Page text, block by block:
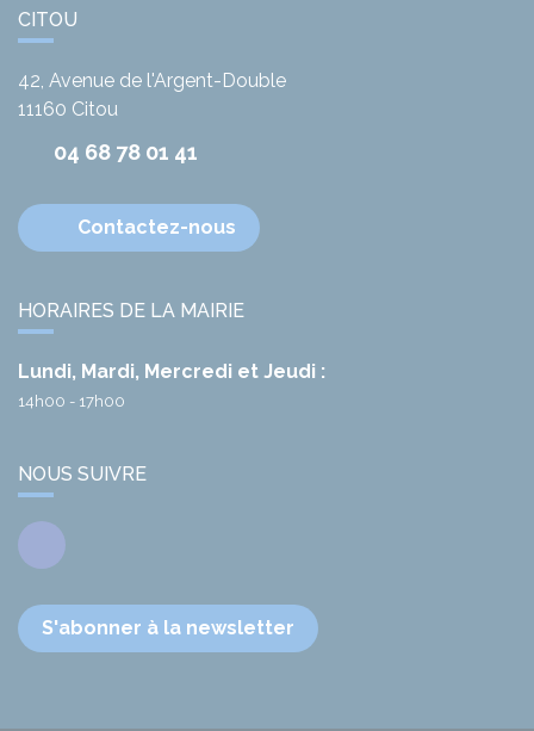
CITOU
42, Avenue de l'Argent-Double
11160 Citou
04 68 78 01 41
Contactez-nous
HORAIRES DE LA MAIRIE
Lundi, Mardi, Mercredi et Jeudi :
14h00 - 17h00
NOUS SUIVRE
Facebook
S'abonner à la newsletter